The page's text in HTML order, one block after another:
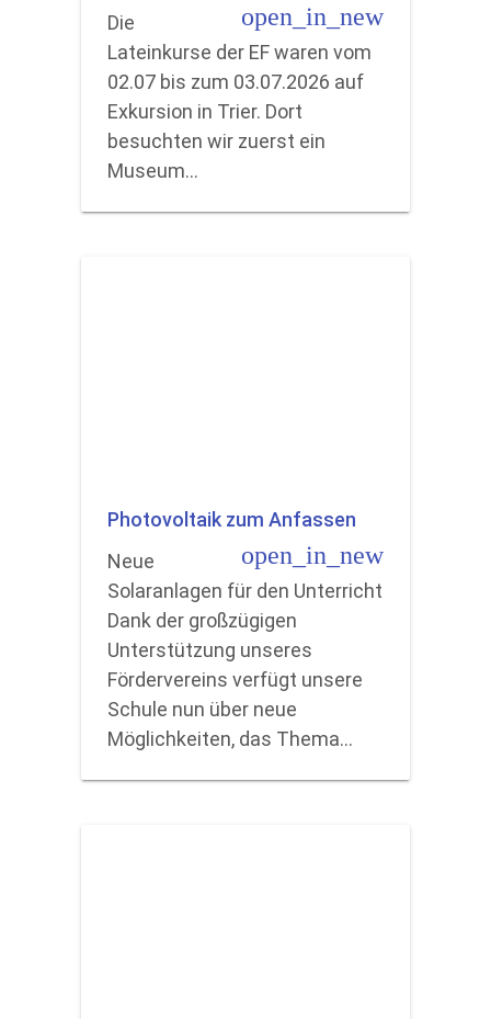
open_in_new
Die
Lateinkurse der EF waren vom
02.07 bis zum 03.07.2026 auf
Exkursion in Trier. Dort
besuchten wir zuerst ein
Museum…
Photovoltaik zum Anfassen
open_in_new
Neue
Solaranlagen für den Unterricht
Dank der großzügigen
Unterstützung unseres
Fördervereins verfügt unsere
Schule nun über neue
Möglichkeiten, das Thema…